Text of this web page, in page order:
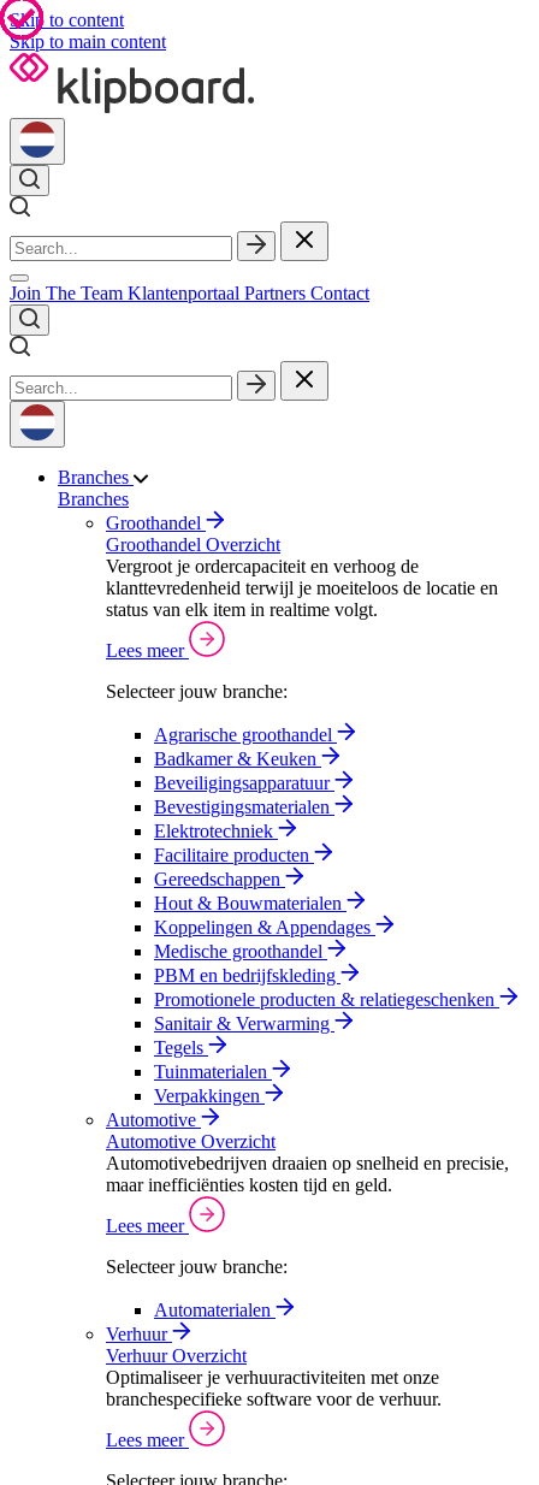
Skip to content
Skip to main content
Join The Team Klantenportaal Partners Contact
Branches
Branches
Groothandel
Groothandel Overzicht
Vergroot je ordercapaciteit en verhoog de
klanttevredenheid terwijl je moeiteloos de locatie en
status van elk item in realtime volgt.
Lees meer
Selecteer jouw branche:
Agrarische groothandel
Badkamer & Keuken
Beveiligingsapparatuur
Bevestigingsmaterialen
Elektrotechniek
Facilitaire producten
Gereedschappen
Hout & Bouwmaterialen
Koppelingen & Appendages
Medische groothandel
PBM en bedrijfskleding
Promotionele producten & relatiegeschenken
Sanitair & Verwarming
Tegels
Tuinmaterialen
Verpakkingen
Automotive
Automotive Overzicht
Automotivebedrijven draaien op snelheid en precisie,
maar inefficiënties kosten tijd en geld.
Lees meer
Selecteer jouw branche:
Automaterialen
Verhuur
Verhuur Overzicht
Optimaliseer je verhuuractiviteiten met onze
branchespecifieke software voor de verhuur.
Lees meer
Selecteer jouw branche: